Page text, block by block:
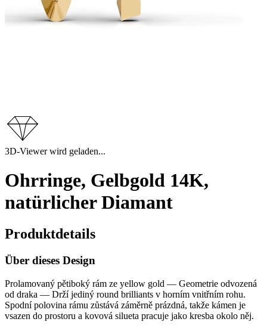
3D-Viewer wird geladen...
Ohrringe, Gelbgold 14K,
natürlicher Diamant
Produktdetails
Über dieses Design
Prolamovaný pětiboký rám ze yellow gold — Geometrie odvozená
od draka — Drží jediný round brilliants v horním vnitřním rohu.
Spodní polovina rámu zůstává záměrně prázdná, takže kámen je
vsazen do prostoru a kovová silueta pracuje jako kresba okolo něj.